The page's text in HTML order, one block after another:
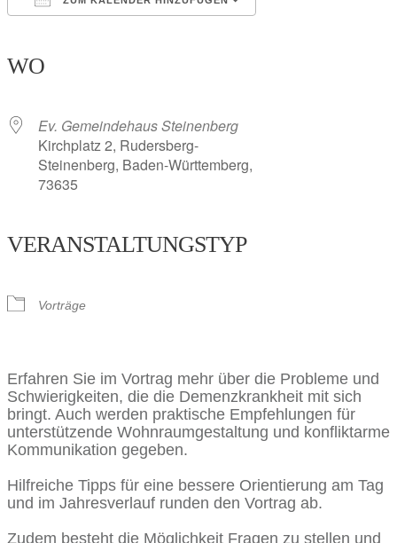
WO
Ev. Gemeindehaus Steinenberg
Kirchplatz 2, Rudersberg-
Steinenberg, Baden-Württemberg,
73635
VERANSTALTUNGSTYP
Vorträge
Erfahren Sie im Vortrag mehr über die Probleme und
Schwierigkeiten, die die Demenzkrankheit mit sich
bringt. Auch werden praktische Empfehlungen für
unterstützende Wohnraumgestaltung und konfliktarme
Kommunikation gegeben.
Hilfreiche Tipps für eine bessere Orientierung am Tag
und im Jahresverlauf runden den Vortrag ab.
Zudem besteht die Möglichkeit Fragen zu stellen und